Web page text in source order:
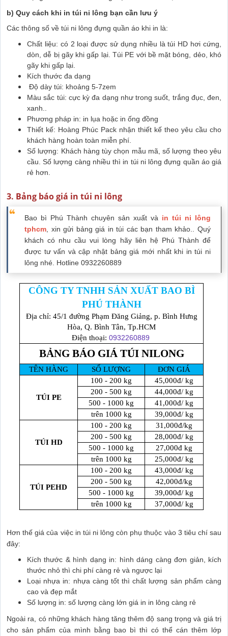
b) Quy cách khi in túi ni lông bạn cần lưu ý
Các thông số về túi ni lông đựng quần áo khi in là:
Chất liệu: có 2 loại được sử dụng nhiều là túi HD hơi cứng,
dòn, dễ bị gãy khi gấp lại. Túi PE với bề mặt bóng, dẻo, khó
gãy khi gấp lại.
Kích thước đa dạng
Độ dày túi: khoảng 5-7zem
Màu sắc túi: cực kỳ đa dạng như trong suốt, trắng đục, đen,
xanh..
Phương pháp in: in lụa hoặc in ống đồng
Thiết kế: Hoàng Phúc Pack nhận thiết kế theo yêu cầu cho
khách hàng hoàn toàn miễn phí.
Số lượng: Khách hàng tùy chọn mẫu mã, số lượng theo yêu
cầu. Số lượng càng nhiều thì in túi ni lông đựng quần áo giá
rẻ hơn.
3. Bảng báo giá in túi ni lông
Bao bì Phú Thành chuyên sản xuất và in túi ni lông
tphcm , xin gửi bảng giá in túi các bạn tham khảo.. Quý
khách có nhu cầu vui lòng hãy liên hệ Phú Thành để
được tư vấn và cập nhật bảng giá mới nhất khi in túi ni
lông nhé. Hotline 0932260889
CÔNG TY TNHH SẢN XUẤT BAO BÌ
PHÚ THÀNH
Địa chỉ: 45/1 đường Phạm Đăng Giảng, p. Bình Hưng
Hòa, Q. Bình Tân, Tp.HCM
Điện thoại: 0932260889
BẢNG BÁO GIÁ TÚI NILONG
TÊN HÀNG SỐ LƯỢNG ĐƠN GIÁ
TÚI PE
100 - 200 kg
45,000đ/ kg
200 - 500 kg
44,000đ/ kg
500 - 1000 kg
41,000đ/ kg
trên 1000 kg
39,000đ/ kg
TÚI HD
100 - 200 kg
31,000đ/kg
200 - 500 kg
28,000đ/ kg
500 - 1000 kg
27,000đ kg
trên 1000 kg
25,000đ/ kg
TÚI PEHD
100 - 200 kg
43,000đ/ kg
200 - 500 kg
42,000đ/kg
500 - 1000 kg
39,000đ/ kg
trên 1000 kg
37,000đ/ kg
Hơn thế giá của việc in túi ni lông còn phụ thuộc vào 3 tiêu chí sau
đây:
Kích thước & hình dạng in: hình dáng càng đơn giản, kích
thước nhỏ thì chi phí càng rẻ và ngược lại
Loại nhựa in: nhựa càng tốt thì chất lượng sản phẩm càng
cao và đẹp mắt
Số lượng in: số lượng càng lớn giá in in lông càng rẻ
Ngoài ra, có những khách hàng tăng thêm độ sang trọng và giá trị
cho sản phẩm của mình bằng bao bì thì có thể cán thêm lớp